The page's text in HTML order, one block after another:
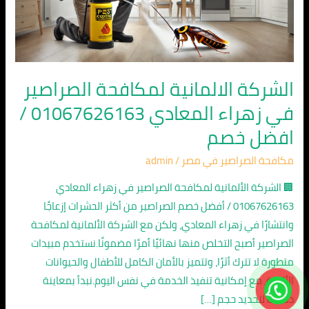
الشركة الالمانية لمكافحة الصراصير
في زهراء المعادي 01067626163 /
افضل خصم
مكافحة الصراصير في مصر /
admin
🏢 الشركة الألمانية لمكافحة الصراصير في زهراء المعادي
01067626163 / أفضل خصم الصراصير من أكثر الحشرات إزعاجًا
وانتشارًا في زهراء المعادي، ولكن مع الشركة الألمانية لمكافحة
الصراصير أصبح التخلص منها نهائيًا أمرًا مضمونًا.نستخدم مبيدات
متطورة لا تترك أثرًا، وتتميز بالأمان الكامل للأطفال والحيوانات
الأليفة، مع إمكانية تنفيذ الخدمة في نفس اليوم.نبدأ بمعاينة
دقيقة لتحديد حجم […]
زهراء
المعادي
01067626163
/
افضل
خصم